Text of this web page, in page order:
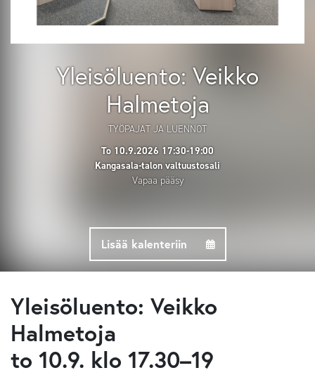
Yleisöluento: Veikko
Halmetoja
TYÖPAJAT JA LUENNOT
To 10.9.2026 17:30-19:00
Kangasala-talon valtuustosali
Vapaa pääsy
Lisää kalenteriin
Yleisöluento: Veikko
Halmetoja
to 10.9. klo 17.30–19